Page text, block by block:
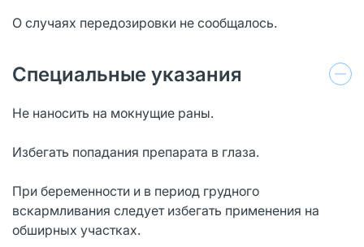
О случаях передозировки не сообщалось.
Специальные указания
Не наносить на мокнущие раны.
Избегать попадания препарата в глаза.
При беременности и в период грудного
вскармливания следует избегать применения на
обширных участках.